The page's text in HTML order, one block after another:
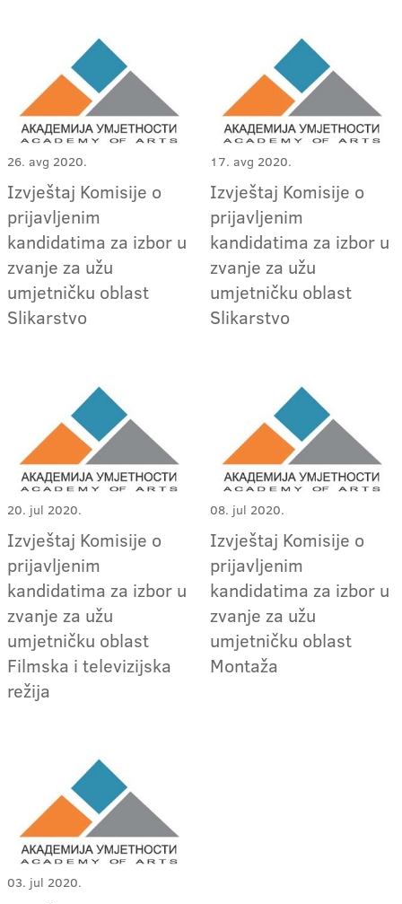
26. avg 2020.
Izvještaj Komisije o
prijavljenim
kandidatima za izbor u
zvanje za užu
umjetničku oblast
Slikarstvo
17. avg 2020.
Izvještaj Komisije o
prijavljenim
kandidatima za izbor u
zvanje za užu
umjetničku oblast
Slikarstvo
20. jul 2020.
Izvještaj Komisije o
prijavljenim
kandidatima za izbor u
zvanje za užu
umjetničku oblast
Filmska i televizijska
režija
08. jul 2020.
Izvještaj Komisije o
prijavljenim
kandidatima za izbor u
zvanje za užu
umjetničku oblast
Montaža
03. jul 2020.